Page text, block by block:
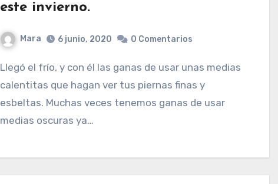
este invierno.
Mara 6 junio, 2020 0 Comentarios
Llegó el frío, y con él las ganas de usar unas medias
calentitas que hagan ver tus piernas finas y
esbeltas. Muchas veces tenemos ganas de usar
medias oscuras ya…